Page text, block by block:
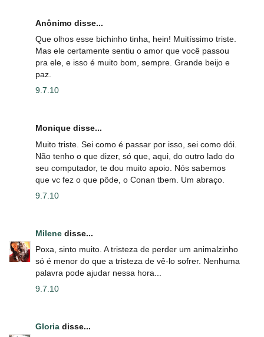
Anônimo disse...
Que olhos esse bichinho tinha, hein! Muitíssimo triste.
Mas ele certamente sentiu o amor que você passou
pra ele, e isso é muito bom, sempre. Grande beijo e
paz.
9.7.10
Monique disse...
Muito triste. Sei como é passar por isso, sei como dói.
Não tenho o que dizer, só que, aqui, do outro lado do
seu computador, te dou muito apoio. Nós sabemos
que vc fez o que pôde, o Conan tbem. Um abraço.
9.7.10
Milene disse...
Poxa, sinto muito. A tristeza de perder um animalzinho
só é menor do que a tristeza de vê-lo sofrer. Nenhuma
palavra pode ajudar nessa hora...
9.7.10
Gloria disse...